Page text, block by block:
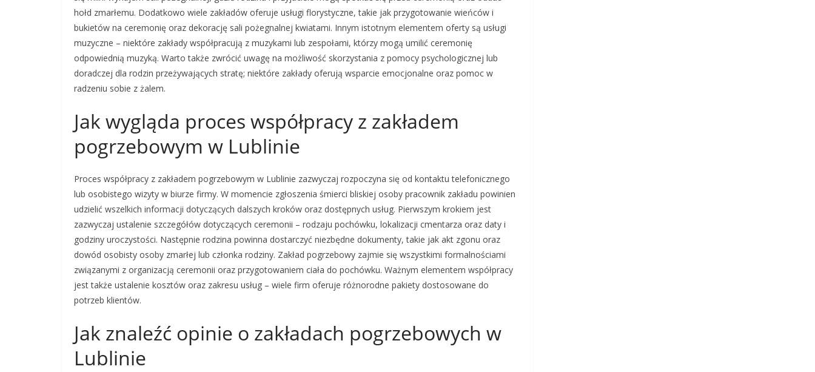
hołd zmarłemu. Dodatkowo wiele zakładów oferuje usługi florystyczne, takie jak przygotowanie wieńców i
bukietów na ceremonię oraz dekorację sali pożegnalnej kwiatami. Innym istotnym elementem oferty są usługi
muzyczne – niektóre zakłady współpracują z muzykami lub zespołami, którzy mogą umilić ceremonię
odpowiednią muzyką. Warto także zwrócić uwagę na możliwość skorzystania z pomocy psychologicznej lub
doradczej dla rodzin przeżywających stratę; niektóre zakłady oferują wsparcie emocjonalne oraz pomoc w
radzeniu sobie z żalem.
Jak wygląda proces współpracy z zakładem
pogrzebowym w Lublinie
Proces współpracy z zakładem pogrzebowym w Lublinie zazwyczaj rozpoczyna się od kontaktu telefonicznego
lub osobistego wizyty w biurze firmy. W momencie zgłoszenia śmierci bliskiej osoby pracownik zakładu powinien
udzielić wszelkich informacji dotyczących dalszych kroków oraz dostępnych usług. Pierwszym krokiem jest
zazwyczaj ustalenie szczegółów dotyczących ceremonii – rodzaju pochówku, lokalizacji cmentarza oraz daty i
godziny uroczystości. Następnie rodzina powinna dostarczyć niezbędne dokumenty, takie jak akt zgonu oraz
dowód osobisty osoby zmarłej lub członka rodziny. Zakład pogrzebowy zajmie się wszystkimi formalnościami
związanymi z organizacją ceremonii oraz przygotowaniem ciała do pochówku. Ważnym elementem współpracy
jest także ustalenie kosztów oraz zakresu usług – wiele firm oferuje różnorodne pakiety dostosowane do
potrzeb klientów.
Jak znaleźć opinie o zakładach pogrzebowych w
Lublinie